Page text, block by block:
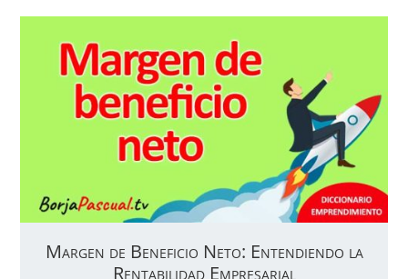
Margen de Beneficio Neto: Entendiendo la
Rentabilidad Empresarial